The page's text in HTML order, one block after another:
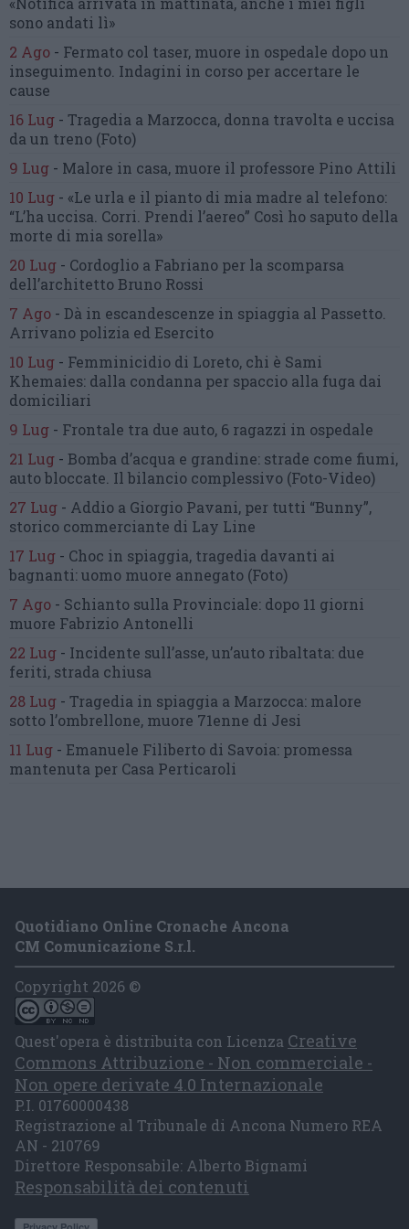
sono andati lì»
2 Ago - Fermato col taser, muore in ospedale dopo un
inseguimento. Indagini in corso per accertare le
cause
16 Lug - Tragedia a Marzocca, donna travolta e uccisa
da un treno (Foto)
9 Lug - Malore in casa, muore il professore Pino Attili
10 Lug - «Le urla e il pianto di mia madre al telefono:
“L’ha uccisa. Corri. Prendi l’aereo” Così ho saputo della
morte di mia sorella»
20 Lug - Cordoglio a Fabriano per la scomparsa
dell’architetto Bruno Rossi
7 Ago - Dà in escandescenze in spiaggia al Passetto.
Arrivano polizia ed Esercito
10 Lug - Femminicidio di Loreto, chi è Sami
Khemaies: dalla condanna per spaccio alla fuga dai
domiciliari
9 Lug - Frontale tra due auto, 6 ragazzi in ospedale
21 Lug - Bomba d’acqua e grandine: strade come fiumi,
auto bloccate. Il bilancio complessivo (Foto-Video)
27 Lug - Addio a Giorgio Pavani, per tutti “Bunny”,
storico commerciante di Lay Line
17 Lug - Choc in spiaggia, tragedia davanti ai
bagnanti:uomo muore annegato (Foto)
7 Ago - Schianto sulla Provinciale: dopo 11 giorni
muore Fabrizio Antonelli
22 Lug - Incidente sull’asse, un’auto ribaltata: due
feriti, strada chiusa
28 Lug - Tragedia in spiaggia a Marzocca: malore
sotto l’ombrellone, muore 71enne di Jesi
11 Lug - Emanuele Filiberto di Savoia: promessa
mantenuta per Casa Perticaroli
Quotidiano Online Cronache Ancona
CM Comunicazione S.r.l.
Copyright 2026 ©
Quest'opera è distribuita con Licenza Creative
Commons Attribuzione - Non commerciale -
Non opere derivate 4.0 Internazionale
P.I. 01760000438
Registrazione al Tribunale di Ancona Numero REA
AN - 210769
Direttore Responsabile: Alberto Bignami
Responsabilità dei contenuti